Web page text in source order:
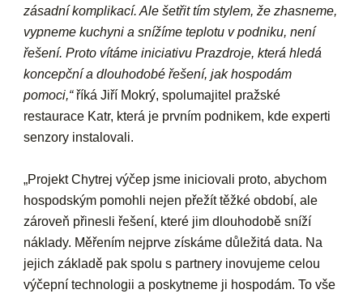
zásadní komplikací. Ale šetřit tím stylem, že zhasneme,
vypneme kuchyni a snížíme teplotu v podniku, není
řešení. Proto vítáme iniciativu Prazdroje, která hledá
koncepční a dlouhodobé řešení, jak hospodám
pomoci,“říká Jiří Mokrý, spolumajitel pražské
restaurace Katr, která je prvním podnikem, kde experti
senzory instalovali.
„Projekt Chytrej výčep jsme iniciovali proto, abychom
hospodským pomohli nejen přežít těžké období, ale
zároveň přinesli řešení, které jim dlouhodobě sníží
náklady. Měřením nejprve získáme důležitá data. Na
jejich základě pak spolu s partnery inovujeme celou
výčepní technologii a poskytneme ji hospodám. To vše